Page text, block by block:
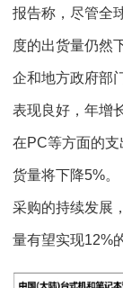
报告称，尽管全
度的出货量仍然
企和地方政府部
表现良好，年增
在PC等方面的
货量将下降5%
采购的持续发展
量有望实现12%